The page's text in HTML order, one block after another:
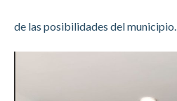
de las posibilidades del municipio.